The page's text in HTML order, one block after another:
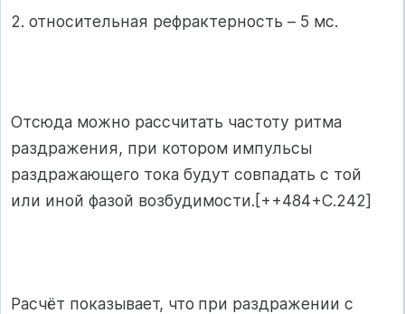
2. относитель­ная рефрактерность – 5 мс.
Отсюда можно рассчитать частоту ритма
раздражения, при кото­ром импульсы
раздражающего тока будут совпадать с той
или иной фазой возбудимости.[++484+C.242]
Расчёт показывает, что при раздражении с